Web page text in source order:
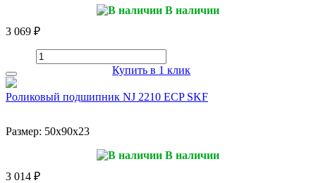
В наличии
3 069 ₽
Купить в 1 клик
Роликовый подшипник NJ 2210 ECP SKF
Размер: 50x90x23
В наличии
3 014 ₽